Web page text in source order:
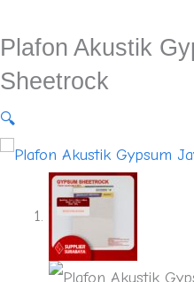
Plafon Akustik
Sheetrock
🔍